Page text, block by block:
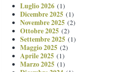
Luglio 2026 (1)
Dicembre 2025 (1)
Novembre 2025 (2)
Ottobre 2025 (2)
Settembre 2025 (1)
Maggio 2025 (2)
Aprile 2025 (1)
Marzo 2025 (1)